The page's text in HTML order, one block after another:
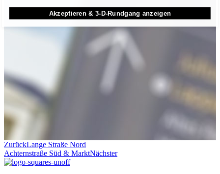
Akzeptieren & 3-D-Rundgang anzeigen
ZurückLange Straße Nord
Achternstraße Süd & MarktNächster